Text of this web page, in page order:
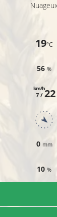
19°C
56%
7 /
km/h22
0 mm
10%